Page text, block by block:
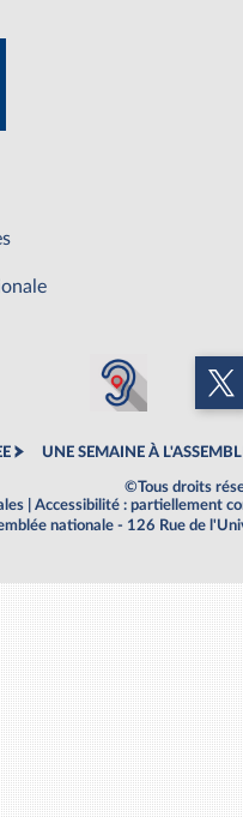
UNE SEMAINE À
©Tous droits
Accessibilité : partiellement
nationale - 126 Rue de